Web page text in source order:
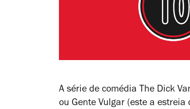
A série de comédia The Dick
ou Gente Vulgar (este a estreia